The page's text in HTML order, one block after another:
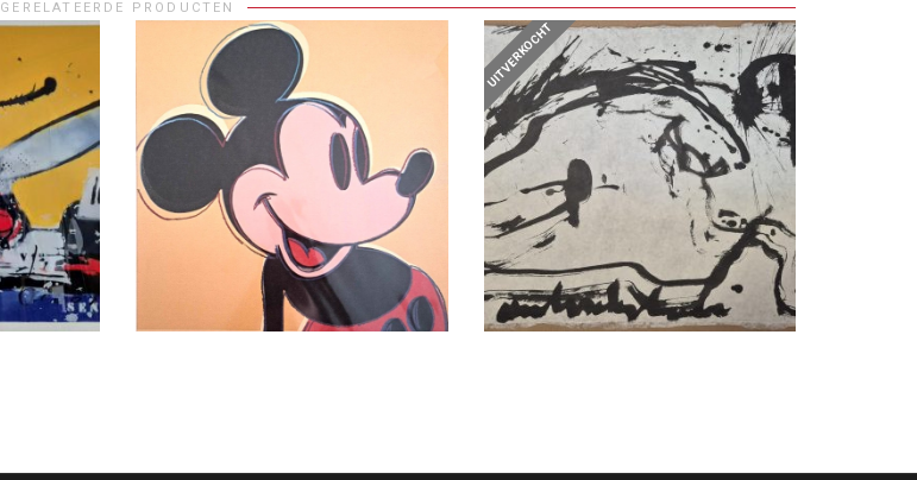
GERELATEERDE PRODUCTEN
UITVERKOCHT